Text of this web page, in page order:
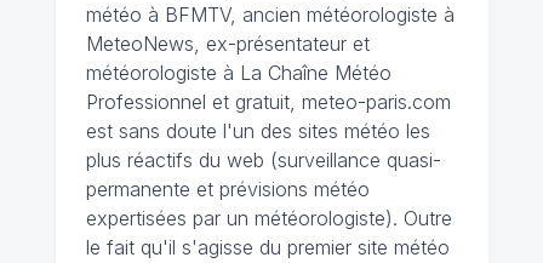
météo à BFMTV, ancien météorologiste à
MeteoNews, ex-présentateur et
météorologiste à La Chaîne Météo
Professionnel et gratuit, meteo-paris.com
est sans doute l'un des sites météo les
plus réactifs du web (surveillance quasi-
permanente et prévisions météo
expertisées par un météorologiste). Outre
le fait qu'il s'agisse du premier site météo